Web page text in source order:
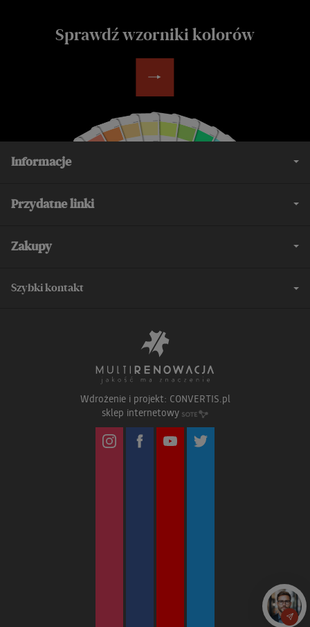
Sprawdź wzorniki kolorów
Informacje
Przydatne linki
Zakupy
Szybki kontakt
Wdrożenie i projekt: CONVERTIS.pl
sklep internetowy